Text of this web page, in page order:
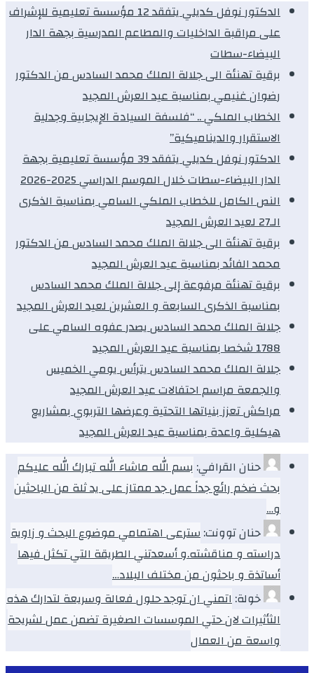
الدكتور نوفل كديلي يتفقد 12 مؤسسة تعليمية للإشراف
على مراقبة الداخليات والمطاعم المدرسية بجهة الدار
البيضاء-سطات
برقية تهنئة الى جلالة الملك محمد السادس من الدكتور
رضوان غنيمي بمناسبة عيد العرش المجيد
الخطاب الملكي .. “فلسفة السيادة الإيجابية وجدلية
الاستقرار والديناميكية”
الدكتور نوفل كديلي يتفقد 39 مؤسسة تعليمية بجهة
الدار البيضاء-سطات خلال الموسم الدراسي 2025-2026
النص الكامل للخطاب الملكي السامي بمناسبة الذكرى
الـ27 لعيد العرش المجيد
برقية تهنئة الى جلالة الملك محمد السادس من الدكتور
محمد الفائد بمناسبة عيد العرش المجيد
برقية تهنئة مرفوعة إلى جلالة الملك محمد السادس
بمناسبة الذكرى السابعة و العشرين لعيد العرش المجيد
جلالة الملك محمد السادس يصدر عفوه السامي على
1788 شخصا بمناسبة عيد العرش المجيد
جلالة الملك محمد السادس يترأس يومي الخميس
والجمعة مراسم احتفالات عيد العرش المجيد
مراكش تعزز بنياتها التحتية وعرضها التربوي بمشاريع
هيكلية واعدة بمناسبة عيد العرش المجيد
حنان القرافي: بسم الله ماشاء الله تبارك الله عليكم
بحث ضخم رائع جداً عمل جد ممتاز على يد ثلة من الباحثين
و…
حنان توونت:سترعى اهتمامي موضوع البحث و زاوية
دراسته و مناقشته.و أسعدتني الطريقة التي تكثل فيها
أساتذة و باحثون من مختلف البلاد…
خولة:اتمني ان توجد حلول فعالة وسريعة لتدارك هذه
الثأثيرات لان حتي الموسسات الصغيرة تضمن عمل لشريحة
واسعة من العمال